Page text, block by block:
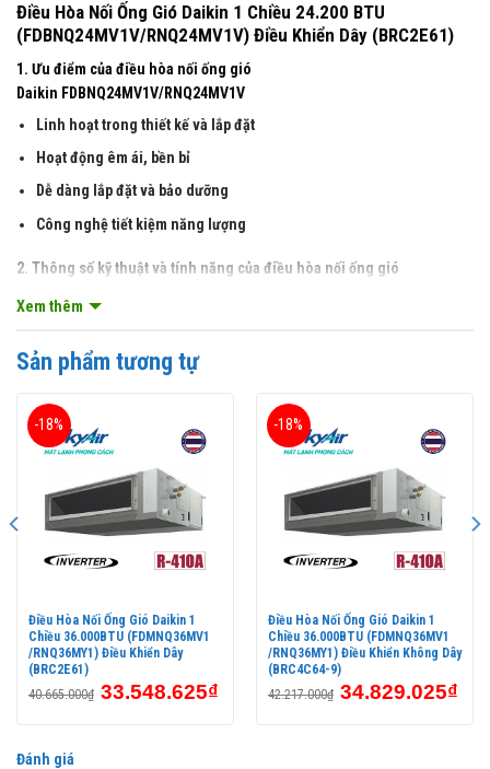
Điều Hòa Nối Ống Gió Daikin 1 Chiều 24.200 BTU
(FDBNQ24MV1V/RNQ24MV1V) Điều Khiển Dây (BRC2E61)
1. Ưu điểm của điều hòa nối ống gió
Daikin FDBNQ24MV1V/RNQ24MV1V
Linh hoạt trong thiết kế và lắp đặt
Hoạt động êm ái, bền bỉ
Dễ dàng lắp đặt và bảo dưỡng
Công nghệ tiết kiệm năng lượng
2. Thông số kỹ thuật và tính năng của điều hòa nối ống gió
gió Daikin
FDBNQ24MV1V/RNQ24MV1V
Xem thêm
Sản phẩm tương tự
-18%
Điều Hòa Nối Ống Gió Daikin 1
Chiều 36.000BTU (FDMNQ36MV1
/RNQ36MY1) Điều Khiển Dây
(BRC2E61)
40.665.000₫ 33.548.625₫
-18%
Điều Hòa Nối Ống Gió Daikin 1
Chiều 36.000BTU (FDMNQ36MV1
/RNQ36MY1) Điều Khiển Không Dây
(BRC4C64-9)
42.217.000₫ 34.829.025₫
Đánh giá